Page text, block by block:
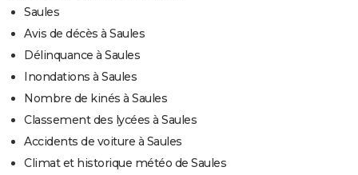
Saules
Avis de décès à Saules
Délinquance à Saules
Inondations à Saules
Nombre de kinés à Saules
Classement des lycées à Saules
Accidents de voiture à Saules
Climat et historique météo de Saules